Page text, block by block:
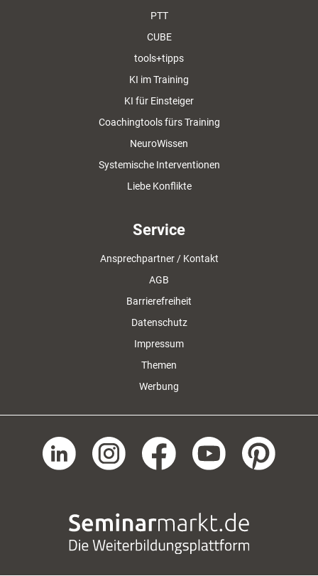
PTT
CUBE
tools+tipps
KI im Training
KI für Einsteiger
Coachingtools fürs Training
NeuroWissen
Systemische Interventionen
Liebe Konflikte
Service
Ansprechpartner / Kontakt
AGB
Barrierefreiheit
Datenschutz
Impressum
Themen
Werbung